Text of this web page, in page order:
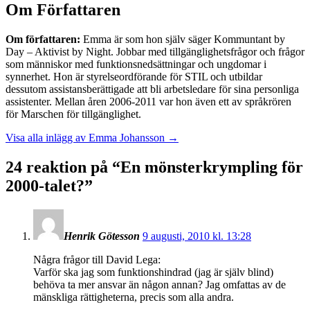
Om Författaren
Om författaren: Emma är som hon själv säger Kommuntant by
Day – Aktivist by Night. Jobbar med tillgänglighetsfrågor och frågor
som människor med funktionsnedsättningar och ungdomar i
synnerhet. Hon är styrelseordförande för STIL och utbildar
dessutom assistansberättigade att bli arbetsledare för sina personliga
assistenter. Mellan åren 2006-2011 var hon även ett av språkrören
för Marschen för tillgänglighet.
Visa alla inlägg av Emma Johansson →
24 reaktion på “En mönsterkrympling för
2000-talet?”
Henrik Götesson 9 augusti, 2010 kl. 13:28
Några frågor till David Lega:
Varför ska jag som funktionshindrad (jag är själv blind)
behöva ta mer ansvar än någon annan? Jag omfattas av de
mänskliga rättigheterna, precis som alla andra.